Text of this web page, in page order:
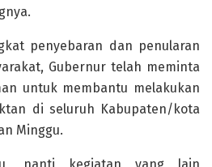
penyebaran dan penularan
Gubernur telah meminta
untuk membantu melakukan
di seluruh Kabupaten/kota
Minggu.